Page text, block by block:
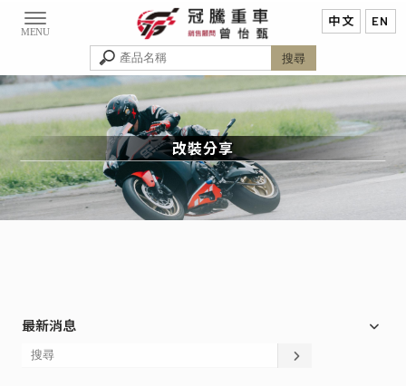
改裝分享
最新消息